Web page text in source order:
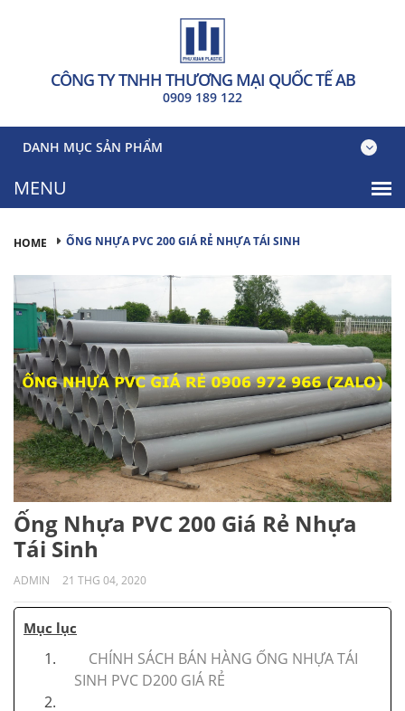
CÔNG TY TNHH THƯƠNG MẠI QUỐC TẾ AB
0909 189 122
DANH MỤC SẢN PHẨM
HOME ỐNG NHỰA PVC 200 GIÁ RẺ NHỰA TÁI SINH
Ống Nhựa PVC 200 Giá Rẻ Nhựa
Tái Sinh
ADMIN 21 THG 04, 2020
Mục lục
CHÍNH SÁCH BÁN HÀNG ỐNG NHỰA TÁI
SINH PVC D200 GIÁ RẺ